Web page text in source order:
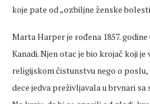
koje pate od „ozbiljne ženske
Marta Harper je rođena 1857.
Kanadi. Njen otac je bio krojač koji je
religijskom čistunstvu nego o
dece jedva preživljavala u brvnari